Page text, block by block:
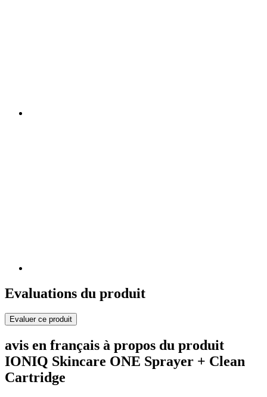
Evaluations du produit
Evaluer ce produit
avis en français à propos du produit
IONIQ Skincare ONE Sprayer + Clean
Cartridge